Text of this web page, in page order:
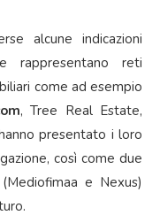
alcune indicazioni
rappresentano reti
come ad esempio
, Tree Real Estate,
presentato i loro
così come due
e Nexus)